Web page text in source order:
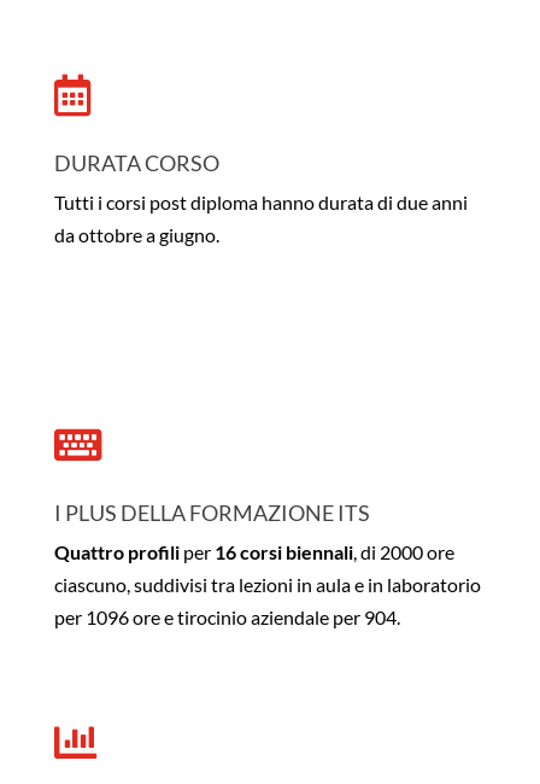

DURATA CORSO
Tutti i corsi post diploma hanno durata di due anni
da ottobre a giugno.

I PLUS DELLA FORMAZIONE ITS
Quattro profiliper 16 corsi biennali, di 2000 ore
ciascuno, suddivisi tra lezioni in aula e in laboratorio
per 1096 ore e tirocinio aziendale per 904.
